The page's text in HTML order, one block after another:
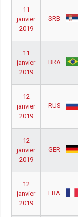
11
janvier
2019
SRB
11
janvier
2019
BRA
12
janvier
2019
RUS
12
janvier
2019
GER
12
janvier
2019
FRA